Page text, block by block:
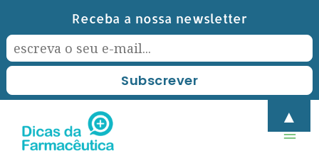
content
Receba a nossa newsletter
▲